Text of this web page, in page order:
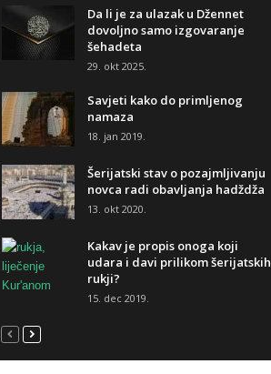
Da li je za ulazak u Džennet
dovoljno samo izgovaranje
šehadeta
29. okt 2025.
Savjeti kako do primljenog
namaza
18. jan 2019.
Šerijatski stav o pozajmljivanju
novca radi obavljanja hadždža
13. okt 2020.
Kakav je propis onoga koji
udara i davi prilikom šerijatskih
rukji?
15. dec 2019.